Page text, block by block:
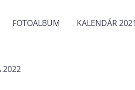
FOTOALBUM KALENDÁR 2021
2022